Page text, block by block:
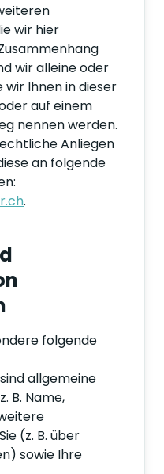
wir hier
wir alleine oder
Ihnen in dieser
auf einem
nennen werden.
Anliegen
an folgende
.
folgende
allgemeine
B. Name,
(z. B. über
sowie Ihre